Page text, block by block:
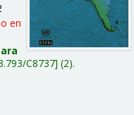
en
C8737 (2).